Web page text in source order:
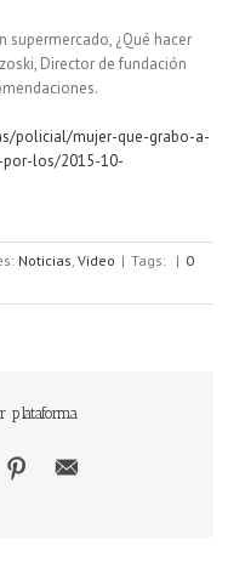
supermercado, ¿Qué hacer
Director de fundación
policial/mujer-que-grabo-a-
por-los/2015-10-
Noticias, Video | Tags: | 0
plataforma